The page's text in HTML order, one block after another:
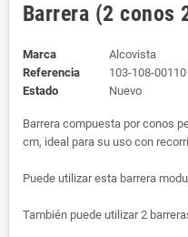
Barrera (2 conos
Marca
Alcovista
Referencia
103-108-00110
Estado
Nuevo
Barrera compuesta por conos
cm, ideal para su uso con
Puede utilizar esta barrera
También puede utilizar 2